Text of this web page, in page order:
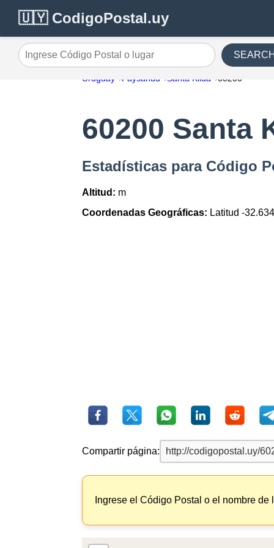
🇺🇾 CodigoPostal.uy
Ingrese Código Postal o lugar
Uruguay Paysandu Santa Kilda 60200
60200 Santa
Estadísticas para Código
Altitud: m
Coordenadas Geográficas: Latitud -
Compartir página:
Ingrese el Código Postal o el nombre